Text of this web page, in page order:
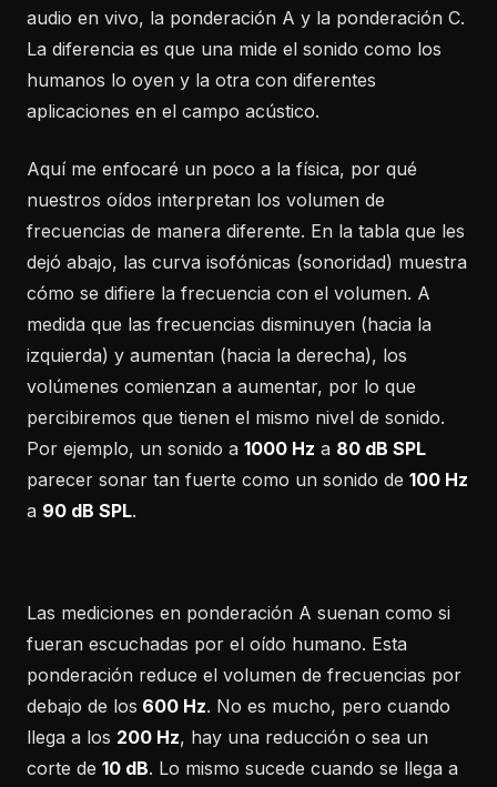
audio en vivo, la ponderación A y la ponderación C.
La diferencia es que una mide el sonido como los
humanos lo oyen y la otra con diferentes
aplicaciones en el campo acústico.
Aquí me enfocaré un poco a la física, por qué
nuestros oídos interpretan los volumen de
frecuencias de manera diferente. En la tabla que les
dejó abajo, las curva isofónicas (sonoridad) muestra
cómo se difiere la frecuencia con el volumen. A
medida que las frecuencias disminuyen (hacia la
izquierda) y aumentan (hacia la derecha), los
volúmenes comienzan a aumentar, por lo que
percibiremos que tienen el mismo nivel de sonido.
Por ejemplo, un sonido a 1000 Hz a 80 dB SPL
parecer sonar tan fuerte como un sonido de 100 Hz
a 90 dB SPL.
Las mediciones en ponderación A suenan como si
fueran escuchadas por el oído humano. Esta
ponderación reduce el volumen de frecuencias por
debajo de los 600 Hz. No es mucho, pero cuando
llega a los 200 Hz, hay una reducción o sea un
corte de 10 dB. Lo mismo sucede cuando se llega a